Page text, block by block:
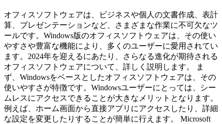
オフィスソフトウェアは、ビジネスや個人の文書作成、表計
算、プレゼンテーションなど、さまざまな作業に不可欠なツ
ールです。Windows版のオフィスソフトウェアは、その使い
やすさや豊富な機能により、多くのユーザーに愛用されてい
ます。2024年を迎えるにあたり、さらなる進化が期待される
オフィスソフトウェアについて、詳しく説明します。 ま
ず、Windowsをベースとしたオフィスソフトウェアは、その
使いやすさが特徴です。Windowsユーザーにとっては、シー
ムレスにアクセスできることが大きなメリットとなります。
例えば、ホーム画面から直接アプリにアクセスしたり、詳細
な設定を変更したりすることが簡単に行えます。 Microsoft